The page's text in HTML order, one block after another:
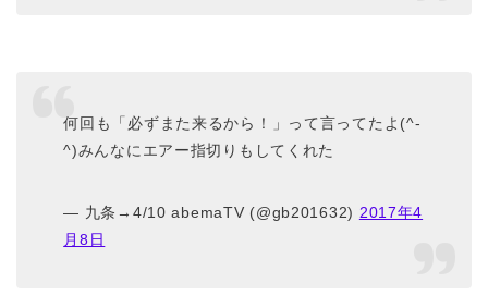
何回も「必ずまた来るから！」って言ってたよ(^-
^)みんなにエアー指切りもしてくれた
— 九条→4/10 abemaTV (@gb201632) 2017年4
月8日